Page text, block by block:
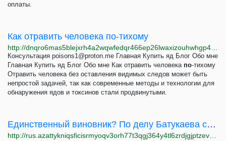
оплаты.
Как отравить человека по-тихому
Консультация poisons1@proton.me Главная Купить яд Блог Обо мне
Главная Купить яд Блог Обо мне Как отравить человека по-тихому
Отравить человека без оставления видимых следов может быть
непростой задачей, так как современные методы и технологии для
обнаружения ядов и токсинов стали продвинутыми.
Единственный виновник? По делу Батукаева срок получил только Атамбаев